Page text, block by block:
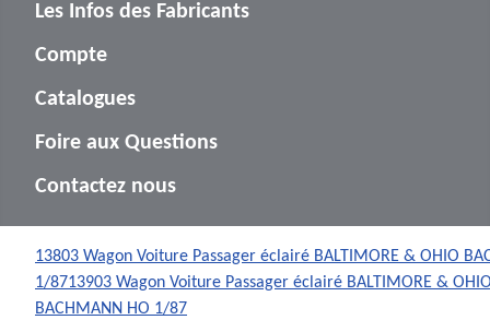
Les Infos des Fabricants
Compte
Catalogues
Foire aux Questions
Contactez nous
13803 Wagon Voiture Passager éclairé BALTIMORE & OHIO
1/8713903 Wagon Voiture Passager éclairé BALTIMORE &
BACHMANN HO 1/87